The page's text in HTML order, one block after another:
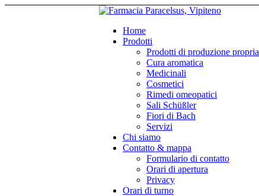
Home
Prodotti
Prodotti di produzione propria
Cura aromatica
Medicinali
Cosmetici
Rimedi omeopatici
Sali Schüßler
Fiori di Bach
Servizi
Chi siamo
Contatto & mappa
Formulario di contatto
Orari di apertura
Privacy
Orari di turno